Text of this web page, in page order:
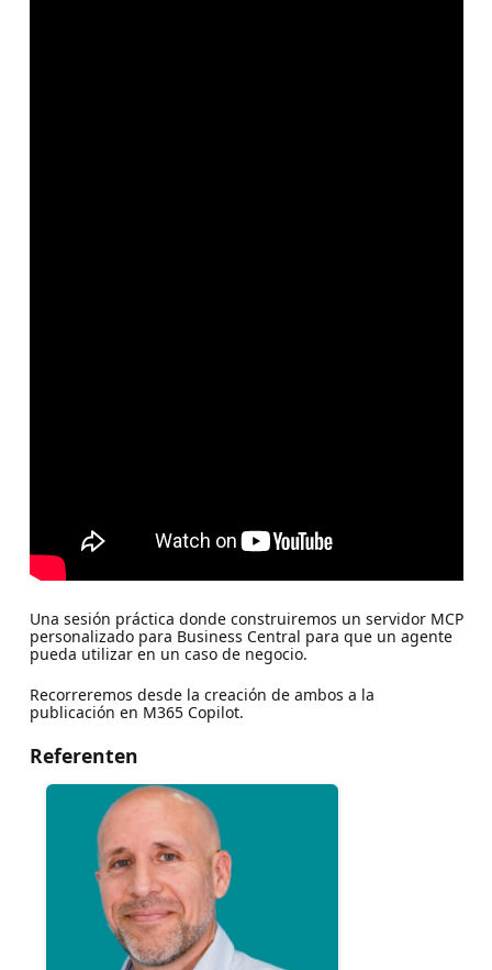
Una sesión práctica donde construiremos un servidor MCP
personalizado para Business Central para que un agente
pueda utilizar en un caso de negocio.
Recorreremos desde la creación de ambos a la
publicación en M365 Copilot.
Referenten